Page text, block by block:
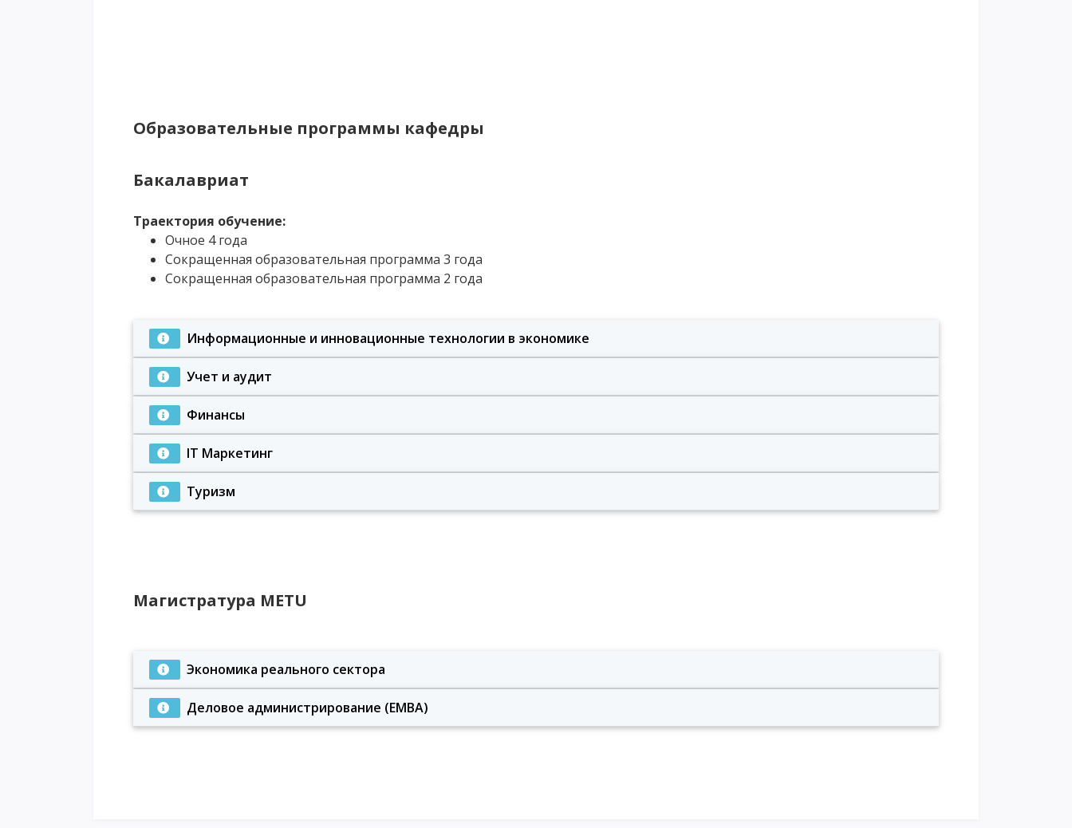
Образовательные программы кафедры
Бакалавриат
Траектория обучение:
Очное 4 года
Сокращенная образовательная программа 3 года
Сокращенная образовательная программа 2 года
Информационные и инновационные технологии в экономике
Учет и аудит
Финансы
IT Маркетинг
Туризм
Магистратура METU
Экономика реального сектора
Деловое администрирование (ЕМВА)